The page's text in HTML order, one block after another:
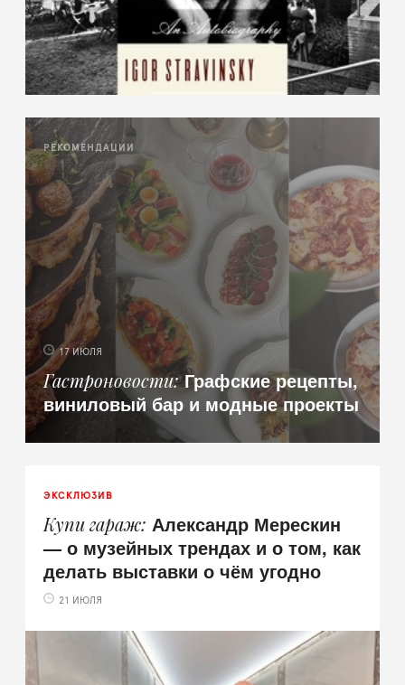
РЕКОМЕНДАЦИИ
17 ИЮЛЯ
Гастроновости Графские рецепты,
виниловый бар и модные проекты
ЭКСКЛЮЗИВ
Купи гараж Александр Мерескин
— о музейных трендах и о том, как
делать выставки о чём угодно
21 ИЮЛЯ